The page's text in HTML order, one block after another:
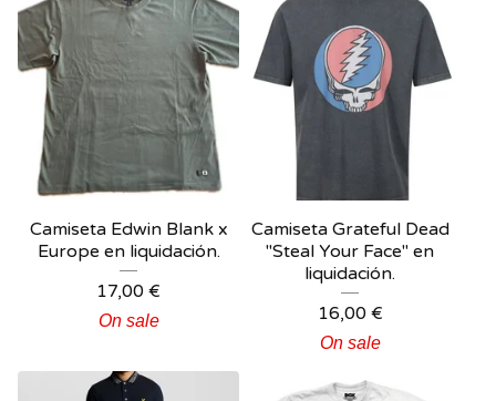
Camiseta Edwin Blank x
Europe en liquidación.
17,00 €
On sale
Camiseta Grateful Dead
"Steal Your Face" en
liquidación.
16,00 €
On sale